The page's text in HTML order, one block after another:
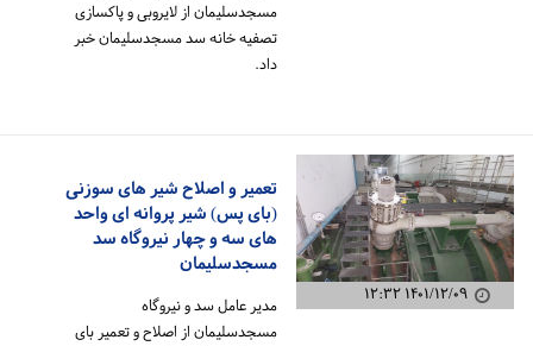
مسجدسلیمان از لایروبی و پاکسازی
تصفیه خانه سد مسجدسلیمان خبر
داد.
۱۴۰۱/۱۲/۰۹ ۱۲:۳۲
تعمیر و اصلاح شیر های سوزنی
(بای پس) شیر پروانه ای واحد
های سه و چهار نیروگاه سد
مسجدسلیمان
مدیر عامل سد و نیروگاه
مسجدسلیمان از اصلاح و تعمیر بای